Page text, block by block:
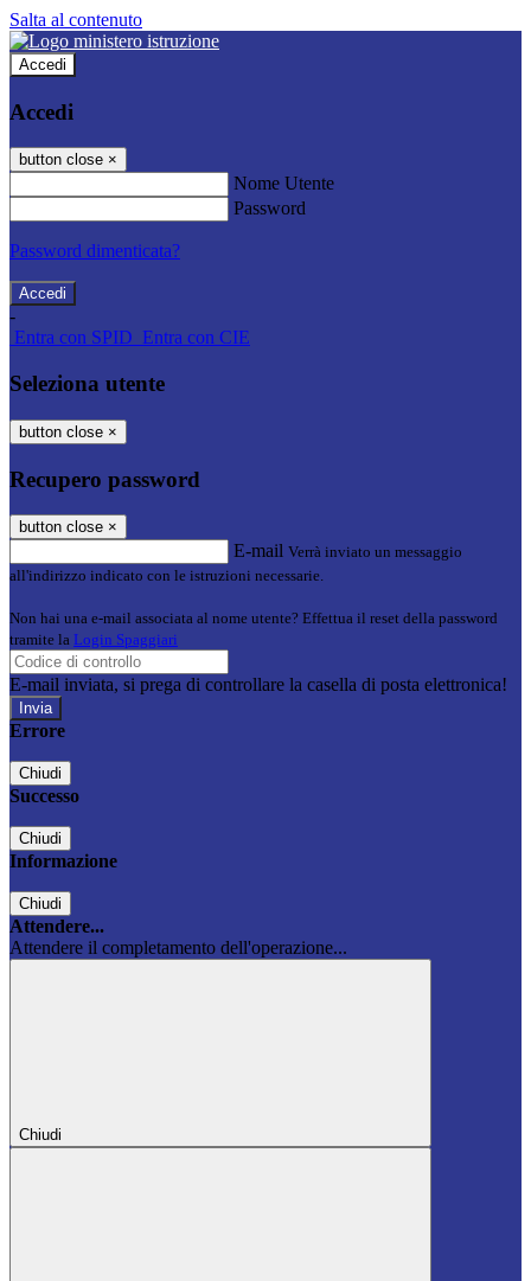
Salta al contenuto
Accedi
Accedi
button close ×
Nome Utente
Password
Password dimenticata?
-
Entra con SPID Entra con CIE
Seleziona utente
button close ×
Recupero password
button close ×
E-mail Verrà inviato un messaggio
all'indirizzo indicato con le istruzioni necessarie.
Non hai una e-mail associata al nome utente? Effettua il reset della password
tramite la Login Spaggiari
E-mail inviata, si prega di controllare la casella di posta elettronica!
Errore
Chiudi
Successo
Chiudi
Informazione
Chiudi
Attendere...
Attendere il completamento dell'operazione...
Chiudi